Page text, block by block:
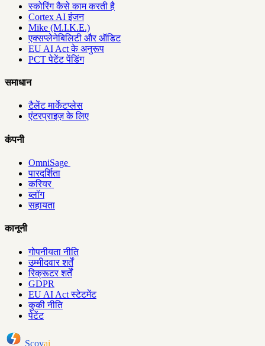
स्कोरिंग कैसे काम करती है
Cortex AI इंजन
Mike (M.I.K.E.)
एक्सप्लेनेबिलिटी और ऑडिट
EU AI Act के अनुरूप
PCT पेटेंट पेंडिंग
समाधान
टैलेंट मार्केटप्लेस
एंटरप्राइज़ के लिए
कंपनी
OmniSage
पारदर्शिता
करियर
ब्लॉग
सहायता
कानूनी
गोपनीयता नीति
उम्मीदवार शर्तें
रिक्रूटर शर्तें
GDPR
EU AI Act स्टेटमेंट
कुकी नीति
पेटेंट
Scovai